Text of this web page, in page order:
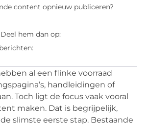
content opnieuw publiceren?
hem dan op:
al een flinke voorraad
handleidingen of
Toch ligt de focus vaak vooral
maken. Dat is begrijpelijk,
slimste eerste stap. Bestaande